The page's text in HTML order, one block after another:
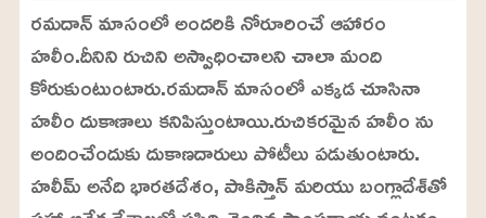
రమదాన్ మాసంలో అందరికి నోరూరించే ఆహారం
హలీం.దీనిని రుచిని అస్వాధించాలని చాలా మంది
కోరుకుంటుంటారు.రమదాన్ మాసంలో ఎక్కడ చూసినా
హలీం దుకాణాలు కనిపిస్తుంటాయి.రుచికరమైన హలీం ను
అందించేందుకు దుకాణదారులు పోటీలు పడుతుంటారు.
హలీమ్ అనేది భారతదేశం, పాకిస్తాన్ మరియు బంగ్లాదేశ్‌తో